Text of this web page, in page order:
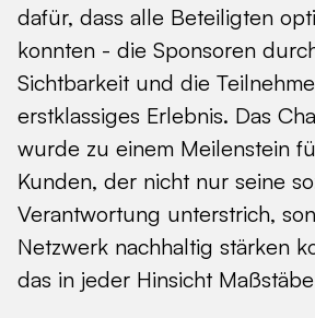
dafür, dass alle Beteiligten
konnten - die Sponsoren
Sichtbarkeit und die
erstklassiges Erlebnis. Das
wurde zu einem Meilenstein
Kunden, der nicht nur seine
Verantwortung unterstrich,
Netzwerk nachhaltig stärken
das in jeder Hinsicht